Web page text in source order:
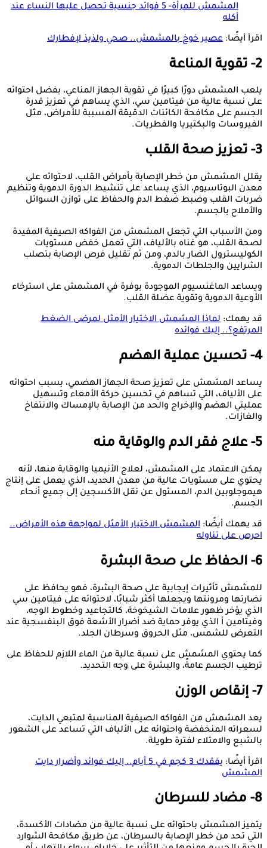
المشمش للمرأة- 5 فوائد جنسية تحصل عليها النساء عند
أكله
اقرأ أيضًا: عصير خوخ بالمشمش.. صحي ولذيذ لإفطارك
2- تقوية المناعة
يلعب المشمش دورًا كبيرًا في تقوية الجهاز المناعي، بفضل احتوائه
على نسبة عالية من فيتامين سي، الذي يساهم في تعزيز قدرة
الجسم على مكافحة الكائنات الدقيقة المسببة للأمراض، مثل
الفيروسات والبكتيريا والفطريات.
3- تعزيز صحة القلب
يقلل المشمش من خطر الإصابة بأمراض القلب، لاحتوائه على
معدن البوتاسيوم، الذي يساعد على تنشيط الدورة الدموية وتنظيم
ضربات القلب وضبط ضغط الدم والحفاظ على توازن السوائل
والأملاح بالجسم.
ومن الأسباب التي تجعل المشمش من الفواكه الصيفية المفيدة
لصحة القلب، هو غناه بالألياف، التي تعمل خفض مستويات
الكوليسترول الضار بالدم، ومن ثم تقليل فرص الإصابة بتصلب
الشرايين والجلطات الدموية.
ويساعد الماغنسيوم الموجودة بوفرة في المشمش على استرخاء
الأوعية الدموية وتقوية عضلة القلب.
قد يهمك: لماذا المشمش الاختيار الأمثل لمرضى الضغط
المرتفع؟.. إليك فوائده
4- تحسين عملية الهضم
يساعد المشمش على تعزيز صحة الجهاز الهضمي، بسبب احتوائه
على الألياف، التي تساهم في تحسين حركة الأمعاء وتسهيل
عمليتي الهضم والإخراج والحد من الإصابة بالإمساك والانتفاخ
والغازات.
5- علاج فقر الدم والوقاية منه
يمكن الاعتماد على المشمش، لعلاج الأنيميا والوقاية منها، لأنه
يحتوي على مستويات عالية من معدن الحديد، الذي يعمل على إنتاج
هيموجلوبين الدم، المسئول عن نقل الأكسجين إلى جميع أنحاء
الجسم.
قد يهمك أيضًا: المشمش الاختيار الأمثل لمواجهة هذه الأمراض..
احرص على تناوله
6- الحفاظ على صحة البشرة
للمشمش تأثيرات إيجابية على صحة البشرة، فهو يحافظ على
نضارتها ومرونتها ويجعلها أكثر شبابًا، لاحتوائه على فيتامين سي
الذي يؤخر ظهور علامات الشيخوخة، كالتجاعيد وخطوط الوجه،
وفيتامين أ الذي يوفر حماية ضد أضرار الأشعة فوق البنفسجية عند
التعرض للشمس، مثل الحروق وسرطان الجلد.
كما يحتوي المشمش على نسبة عالية من الماء اللازم للحفاظ على
ترطيب الجسم عامةً، والبشرة على وجه التحديد.
7- إنقاص الوزن
يعد المشمش من الفواكه الصيفية المناسبة لمتبعي الدايت،
لسعراته المنخفضة واحتوائه على الألياف التي تساعد على الشعور
بالشبع والامتلاء لفترة طويلة.
اقرأ أيضًا:
يفقدك 3 كجم في 5 أيام.. إليك فوائد وأضرار دايت
المشمش
8- مضاد للسرطان
يتميز المشمش باحتوائه على نسبة عالية من مضادات الأكسدة،
التي تحد من خطر الإصابة بالسرطان، عن طريق مكافحة الشوارد